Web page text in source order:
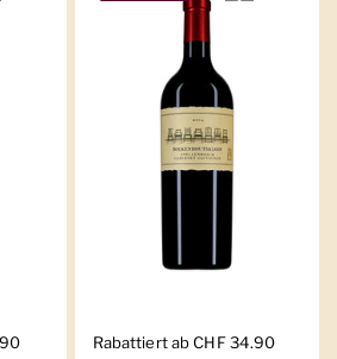
Regulärer Preis
Rabattiert ab CHF 34.90